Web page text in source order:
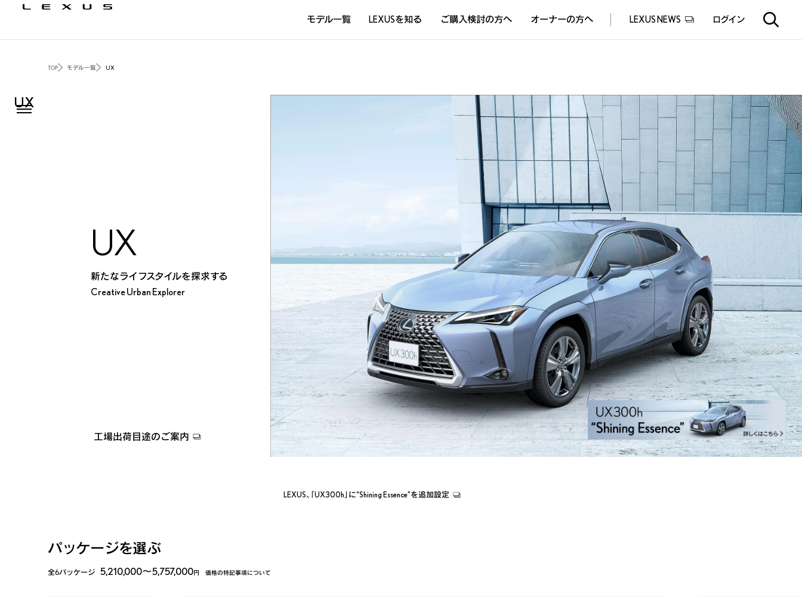
モデル一覧 LEXUSを知る ご購入検討の方へ オーナーの方へ LEXUS NEWS ログイン
DISCOVER THE LEXUS LIFE
Concept Car
LEXUS EXPERIENCE(体験サービス)
TOP モデル一覧 UX
UX
UX
新たなライフスタイルを探求する
Creative Urban Explorer
工場出荷目途のご案内
LEXUS、「UX300h」に“Shining Essence”を追加設定
パッケージを選ぶ
全6パッケージ 5,210,000～5,757,000円 価格の特記事項について